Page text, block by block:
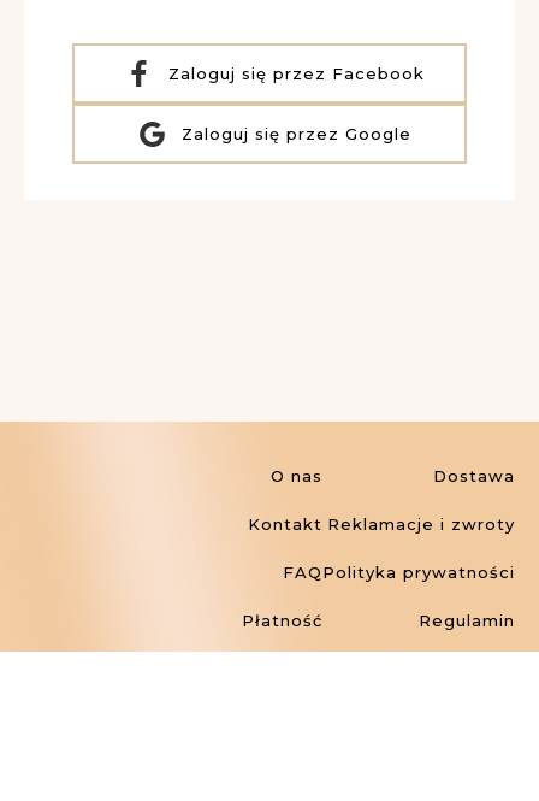
Zaloguj się przez Google
Zaloguj się przez Facebook
O nas
Kontakt
FAQ
Płatność
Dostawa
Reklamacje i zwroty
Polityka prywatności
Regulamin